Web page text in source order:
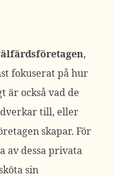
,
fokuserat på hur
är också vad de
till, eller
skapar. För
av dessa privata
sin